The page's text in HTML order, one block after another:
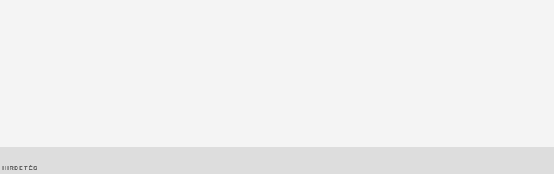
HIRDETÉS